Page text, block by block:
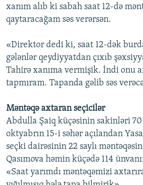
xanım alıb ki sabah saat 12-də
qaytaracağam səs verərsən.
«Direktor dedi ki, saat 12-dək
gələnlər qeydiyyatdan çıxıb
Tahirə xanıma vermişik. İndi onu
tapmıram. Tapanda gəlib səs
Məntəqə axtaran seçicilər
Abdulla Şaiq küçəsinin sakinləri
oktyabrın 15-i səhər açılandan
seçki dairəsinin 22 saylı
Qasımova həmin küçədə 114
«Saat yarımdı məntəqəmizi